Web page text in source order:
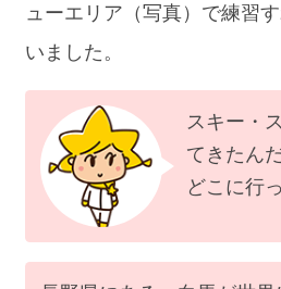
ューエリア（写真）で練習
いました。
スキー・
てきたん
どこに行